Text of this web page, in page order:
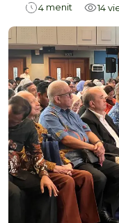
4 menit 14